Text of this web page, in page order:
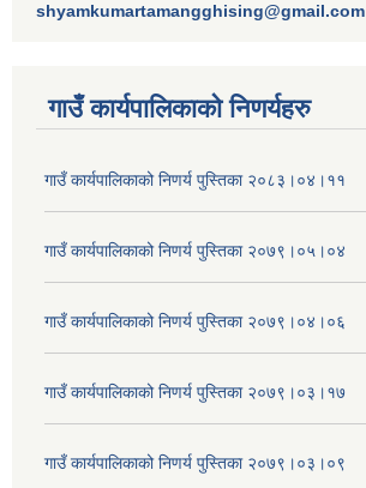
shyamkumartamangghising@gmail.com
गाउँ कार्यपालिकाकाे निणर्यहरु
गाउँ कार्यपालिकाको निणर्य पुस्तिका २०८३।०४।११
गाउँ कार्यपालिकाको निणर्य पुस्तिका २०७९।०५।०४
गाउँ कार्यपालिकाको निणर्य पुस्तिका २०७९।०४।०६
गाउँ कार्यपालिकाको निणर्य पुस्तिका २०७९।०३।१७
गाउँ कार्यपालिकाको निणर्य पुस्तिका २०७९।०३।०९